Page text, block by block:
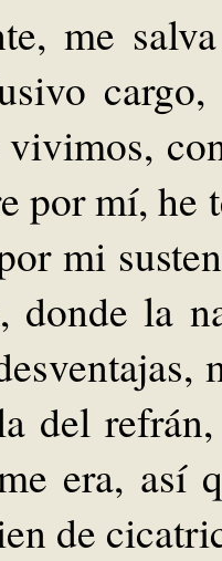
me
por mí, he
mi
donde la
del
era, así
de